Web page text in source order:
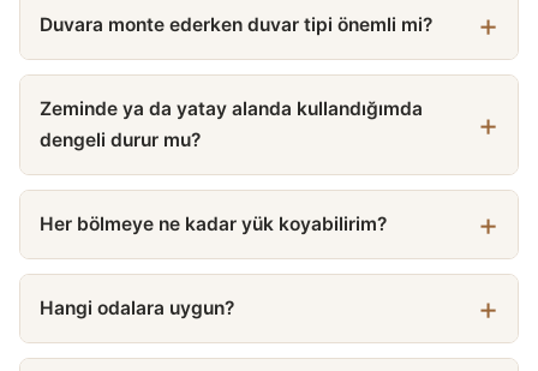
Duvara monte ederken duvar tipi önemli mi?
Zeminde ya da yatay alanda kullandığımda
dengeli durur mu?
Her bölmeye ne kadar yük koyabilirim?
Hangi odalara uygun?